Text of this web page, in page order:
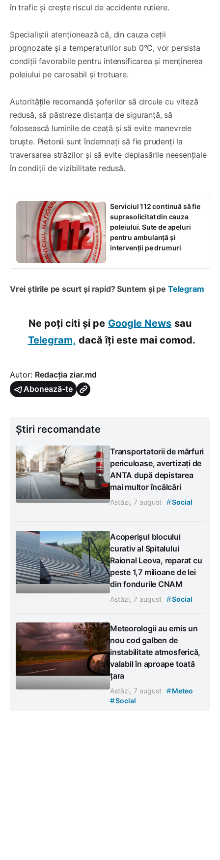
în trafic și crește riscul de accidente rutiere.
Specialiștii atenționează că, din cauza ceții
prognozate și a temperaturilor sub 0°C, vor persista
condiții favorabile pentru intensificarea și menținerea
poleiului pe carosabil și trotuare.
Autoritățile recomandă șoferilor să circule cu viteză
redusă, să păstreze distanța de siguranță, să
folosească luminile de ceață și să evite manevrele
bruște. Pietonii sunt îndemnați să fie prudenți la
traversarea străzilor și să evite deplasările neesențiale
în condiții de vizibilitate redusă.
Serviciul 112 continuă să fie
suprasolicitat din cauza
poleiului. Sute de apeluri
pentru ambulanță și
intervenții pe drumuri
Vrei știrile pe scurt și rapid? Suntem și pe Telegram
Ne poți citi și pe Google News sau
Telegram, dacă îți este mai comod.
Autor: Redacția ziar.md
Abonează-te
Știri recomandate
Transportatorii de mărfuri
periculoase, avertizați de
ANTA după depistarea
mai multor încălcări
Astăzi, 7 august #Social
Acoperișul blocului
curativ al Spitalului
Raional Leova, reparat cu
peste 1,7 milioane de lei
din fondurile CNAM
Astăzi, 7 august #Social
Meteorologii au emis un
nou cod galben de
instabilitate atmosferică,
valabil în aproape toată
țara
Astăzi, 7 august #Meteo
#Social